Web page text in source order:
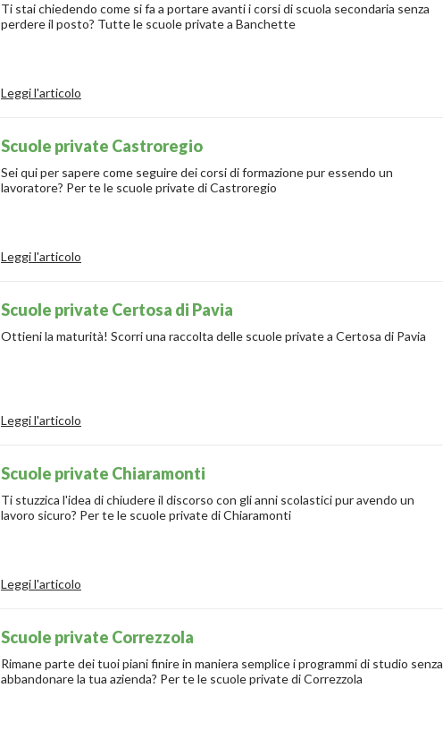
Ti stai chiedendo come si fa a portare avanti i corsi di scuola secondaria senza
perdere il posto? Tutte le scuole private a Banchette
Leggi l'articolo
Scuole private Castroregio
Sei qui per sapere come seguire dei corsi di formazione pur essendo un
lavoratore? Per te le scuole private di Castroregio
Leggi l'articolo
Scuole private Certosa di Pavia
Ottieni la maturità! Scorri una raccolta delle scuole private a Certosa di Pavia
Leggi l'articolo
Scuole private Chiaramonti
Ti stuzzica l'idea di chiudere il discorso con gli anni scolastici pur avendo un
lavoro sicuro? Per te le scuole private di Chiaramonti
Leggi l'articolo
Scuole private Correzzola
Rimane parte dei tuoi piani finire in maniera semplice i programmi di studio senza
abbandonare la tua azienda? Per te le scuole private di Correzzola